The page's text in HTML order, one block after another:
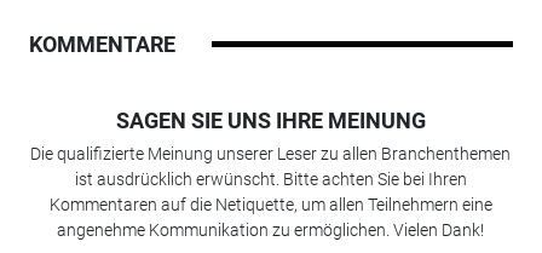
KOMMENTARE
SAGEN SIE UNS IHRE MEINUNG
Die qualifizierte Meinung unserer Leser zu allen Branchenthemen
ist ausdrücklich erwünscht. Bitte achten Sie bei Ihren
Kommentaren auf die Netiquette, um allen Teilnehmern eine
angenehme Kommunikation zu ermöglichen. Vielen Dank!